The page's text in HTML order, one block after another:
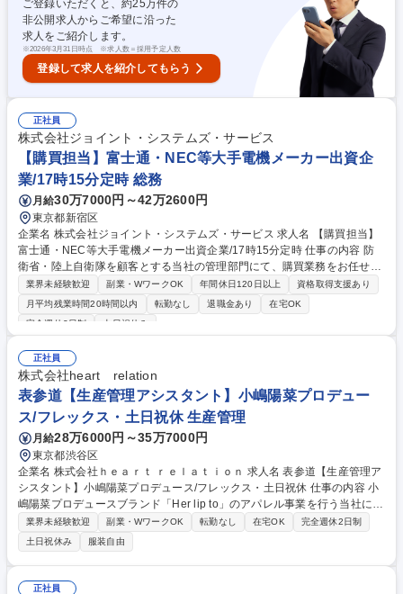
納期の交渉 ■発注書・請求書の対応や商品企画・製造ライン調整 募集職種
【グッズ生産管理】エンタメ/福利厚生・手当充実◎/CyberAgentグループ
ご登録いただくと、約25 万件の
非公開求人からご希望に沿った
求人をご紹介します。
※2026年3月31日時点 ※求人数＝採用予定人数
登録して求人を紹介してもらう
正社員
株式会社ジョイント・システムズ・サービス
【購買担当】富士通・NEC等大手電機メーカー出資企
業/17時15分定時 総務
月給30万7000円～42万2600円
東京都新宿区
企業名 株式会社ジョイント・システムズ・サービス 求人名 【購買担当】
富士通・NEC等大手電機メーカー出資企業/17時15分定時 仕事の内容 防
衛省・陸上自衛隊を顧客とする当社の管理部門にて、購買業務をお任せい
たします。メイン業務は購買業務となりますが、総務・庶務の業務も一部
お任せいたします。 ■物・購買業務（内容確認、買付、交渉、調整、購入
依頼～支払迄） ■人・購買業務（派遣者・請負者受入にあたっての見積依
他 ┗総務：電話受付、イベント（創立記念行事等）運営 ┗庶務：お弁当
発注、郵便、新聞受取 募集職種 【購買担当】富士通・NEC等大手電機メ
ーカー出資企業/17時15分定時
業界未経験歓迎 副業・WワークOK 年間休日120日以上
資格取得支援あり
月平均残業時間20時間以内
転勤なし 退職金あり
在宅OK
完全週休2日制
土日祝休み
正社員
株式会社heart relation
表参道【生産管理アシスタント】小嶋陽菜プロデュー
ス/フレックス・土日祝休 生産管理
月給28万6000円～35万7000円
東京都渋谷区
企業名 株式会社ｈｅａｒｔ ｒｅｌａｔｉｏｎ 求人名 表参道【生産管理ア
シスタント】小嶋陽菜プロデュース/フレックス・土日祝休 仕事の内容 小
嶋陽菜プロデュースブランド「Her lip to」のアパレル事業を行う当社に
て、生産管理チームのサポートをお任せします。受発注や在庫管理などを
通じ、ブランドのものづくりを支えるポジションの募集です ■Excelでの
書類作成（発注書等）■荷物の発送・追跡・開梱■サンプルスケジュール管
理■撮影用サンプル管理■各種サンプルのチェック・管理・発送手配■その
他庶務（荷受け等）やサポート業務全般。急成長中のブランドであり、主
業界未経験歓迎 副業・WワークOK 転勤なし 在宅OK
完全週休2日制
土日祝休み
服装自由
正社員